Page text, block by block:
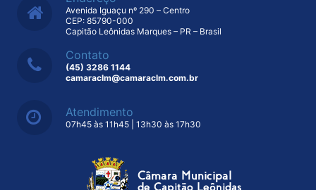
Avenida Iguaçu nº 290 – Centro
CEP: 85790-000
Capitão Leônidas Marques – PR – Brasil
Contato
(45) 3286 1144
camaraclm@camaraclm.com.br
Atendimento
07h45 às 11h45 | 13h30 às 17h30